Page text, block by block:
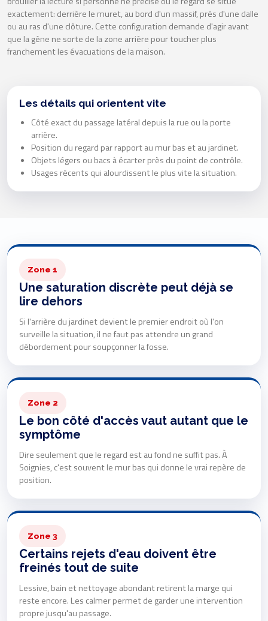
exactement: derrière le muret, au bord d'un massif, près d'une dalle
ou au ras d'une clôture. Cette configuration demande d'agir avant
que la gêne ne sorte de la zone arrière pour toucher plus
franchement les évacuations de la maison.
Les détails qui orientent vite
Côté exact du passage latéral depuis la rue ou la porte
arrière.
Position du regard par rapport au mur bas et au jardinet.
Objets légers ou bacs à écarter près du point de contrôle.
Usages récents qui alourdissent le plus vite la situation.
Zone 1
Une saturation discrète peut déjà se
lire dehors
Si l'arrière du jardinet devient le premier endroit où l'on
surveille la situation, il ne faut pas attendre un grand
débordement pour soupçonner la fosse.
Zone 2
Le bon côté d'accès vaut autant que le
symptôme
Dire seulement que le regard est au fond ne suffit pas. À
Soignies, c'est souvent le mur bas qui donne le vrai repère de
position.
Zone 3
Certains rejets d'eau doivent être
freinés tout de suite
Lessive, bain et nettoyage abondant retirent la marge qui
reste encore. Les calmer permet de garder une intervention
propre jusqu'au passage.